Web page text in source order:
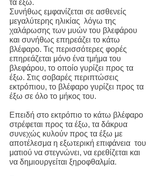
τα έξω.
Συνήθως εμφανίζεται σε ασθενείς
μεγαλύτερης ηλικίας λόγω της
χαλάρωσης των μυών του βλεφάρου
και συνήθως επηρεάζει το κάτω
βλέφαρο. Τις περισσότερες φορές
επηρεάζεται μόνο ένα τμήμα του
βλεφάρου, το οποίο γυρίζει προς τα
έξω. Στις σοβαρές περιπτώσεις
εκτρόπιου, το βλέφαρο γυρίζει προς τα
έξω σε όλο το μήκος του.
Επειδή στο εκτρόπιο το κάτω βλέφαρο
στρέφεται προς τα έξω, τα δάκρυα
συνεχώς κυλούν προς τα έξω με
αποτέλεσμα η εξωτερική επιφάνεια του
ματιού να στεγνώνει, να ερεθίζεται και
να δημιουργείται ξηροφθαλμία.